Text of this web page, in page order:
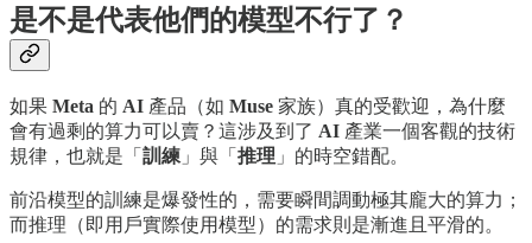
是不是代表他們的模型不行了？
如果 Meta 的 AI 產品（如 Muse 家族）真的受歡迎，為什麼
會有過剩的算力可以賣？這涉及到了 AI 產業一個客觀的技術
規律，也就是「 訓練 」與「 推理 」的時空錯配。
前沿模型的訓練是爆發性的，需要瞬間調動極其龐大的算力；
而推理（即用戶實際使用模型）的需求則是漸進且平滑的。